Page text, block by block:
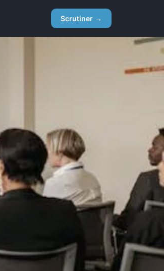
Scrutiner →